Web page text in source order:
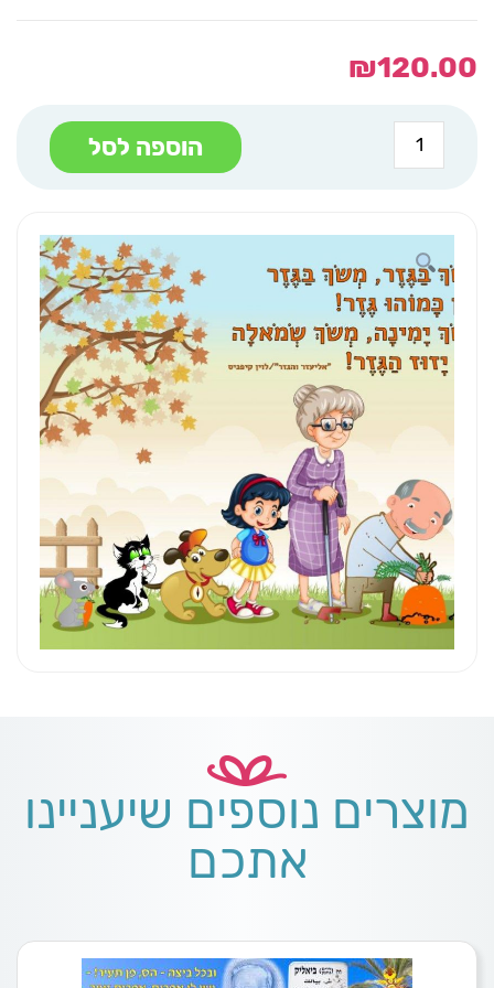
₪120.00
כמות
של
לוח
והגזר
הוספה לסל
מוצרים נוספים שיעניינו
אתכם